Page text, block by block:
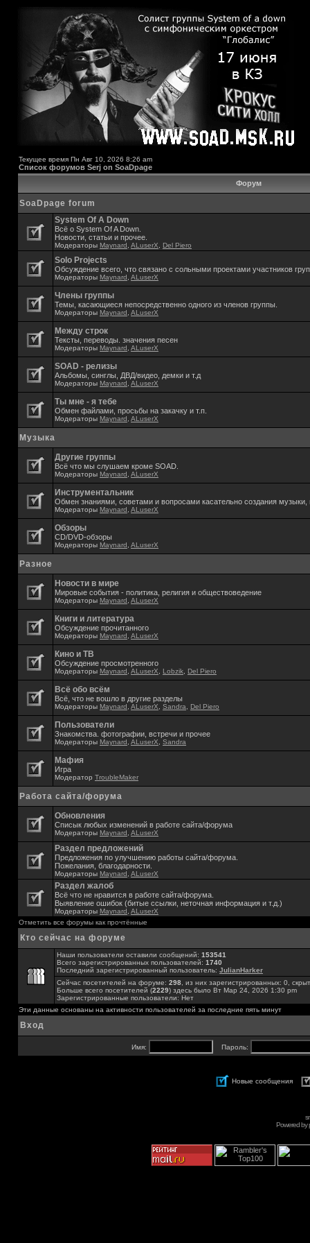
Текущее время Пн Авг 10, 2026 8:26 am
Список форумов Serj on SoaDpage
Форум
SoaDpage forum
System Of A Down
Всё о System Of A Down.
Новости, статьи и прочее.
Модераторы Maynard ALuserX Del Piero
Solo Projects
Обсуждение всего, что связано с сольными проектами участников
Модераторы Maynard ALuserX
Члены группы
Темы, касающиеся непосредственно одного из членов группы.
Модераторы Maynard ALuserX
Между строк
Тексты, переводы. значения песен
Модераторы Maynard ALuserX
SOAD - релизы
Альбомы, синглы, ДВД/видео, демки и т.д
Модераторы Maynard ALuserX
Ты мне - я тебе
Обмен файлами, просьбы на закачку и т.п.
Модераторы Maynard ALuserX
Музыка
Другие группы
Всё что мы слушаем кроме SOAD.
Модераторы Maynard ALuserX
Инструментальник
Обмен знаниями, советами и вопросами касательно создания музыки,
Модераторы Maynard ALuserX
Обзоры
CD/DVD-обзоры
Модераторы Maynard ALuserX
Разное
Новости в мире
Мировые события - политика, религия и обществоведение
Модераторы Maynard ALuserX
Книги и литература
Обсуждение прочитанного
Модераторы Maynard ALuserX
Кино и ТВ
Обсуждение просмотренного
Модераторы Maynard ALuserX Lobzik Del Piero
Всё обо всём
Всё, что не вошло в другие разделы
Модераторы Maynard ALuserX Sandra Del Piero
Пользователи
Знакомства. фотографии, встречи и прочее
Модераторы Maynard ALuserX Sandra
Мафия
Игра
Модератор TroubleMaker
Работа сайта/форума
Обновления
Списык любых изменений в работе сайта/форума
Модераторы Maynard ALuserX
Раздел предложений
Предложения по улучшению работы сайта/форума.
Пожелания, благодарности.
Модераторы Maynard ALuserX
Раздел жалоб
Всё что не нравится в работе сайта/форума.
Выявление ошибок (битые ссылки, неточная информация и т.д.)
Модераторы Maynard ALuserX
Отметить все форумы как прочтённые
Кто сейчас на форуме
Наши пользователи оставили сообщений: 153541
Всего зарегистрированных пользователей: 1740
Последний зарегистрированный пользователь: JulianHarker
Сейчас посетителей на форуме: 298 , из них зарегистрированных: 0,
Больше всего посетителей (2229) здесь было Вт Мар 24, 2026 1:30 pm
Зарегистрированные пользователи: Нет
Эти данные основаны на активности пользователей за последние пять минут
Вход
Имя: Пароль:
Новые сообщения
Powered by